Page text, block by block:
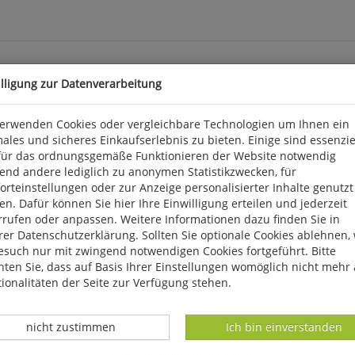
das Gelingen von schönen und knusprigen Broten
werden benötigt. Der »Brotpapst« stellt in diesem Buch
Focaccia vor, die auch mit Hefe stets gelingen. 2025. 191 S.,
Str. 28, D 81673 München,
zur Datenverarbeitung
Cookies oder vergleichbare Technologien um Ihnen ein
und sicheres Einkaufserlebnis zu bieten. Einige sind
das ordnungsgemäße Funktionieren der Website notwendig
andere lediglich zu anonymen Statistikzwecken, für
oder zur Anzeige personalisierter Inhalte genutzt
Dafür können Sie hier Ihre Einwilligung erteilen und jederzeit
oder anpassen. Weitere Informationen dazu finden Sie in
Datenschutzerklärung. Sollten Sie optionale Cookies ablehnen,
nur mit zwingend notwendigen Cookies fortgeführt. Bitte
Sie, dass auf Basis Ihrer Einstellungen womöglich nicht mehr
der Seite zur Verfügung stehen.
Datenverarbeitung -
Ich bin einverstanden
Datenverarbeitung -
nicht zustimmen